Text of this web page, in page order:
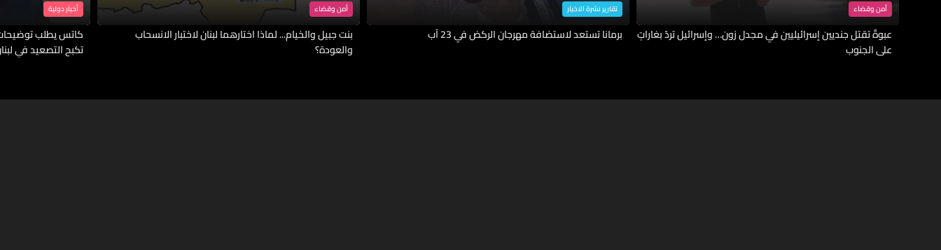
أمن وقضاء
عبوةٌ تقتل جنديين إسرائيليين في مجدل زون… وإسرائيل تردّ بغاراتٍ
على الجنوب
تقارير نشرة الاخبار
برمانا تستعد لاستضافة مهرجان الركض في 23 آب
أمن وقضاء
بنت جبيل والخيام... لماذا اختارهما لبنان لاختبار الانسحاب
والعودة؟
أخبار دولية
كاتس يطلب
تكبح التصعيد في